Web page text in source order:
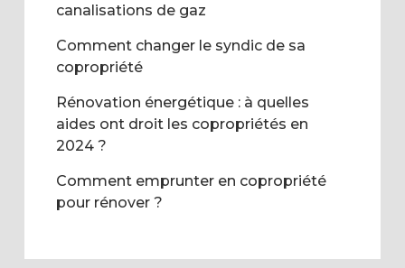
canalisations de gaz
Comment changer le syndic de sa
copropriété
Rénovation énergétique : à quelles
aides ont droit les copropriétés en
2024 ?
Comment emprunter en copropriété
pour rénover ?